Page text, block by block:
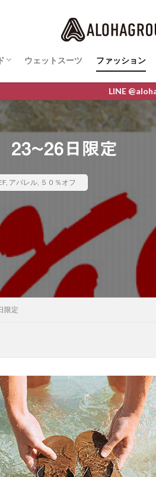
最新情報
ウェットスーツ ファッション
LINE @alohaground お友だち
23~26日限定
, アパレル, ５０％オフ
限定